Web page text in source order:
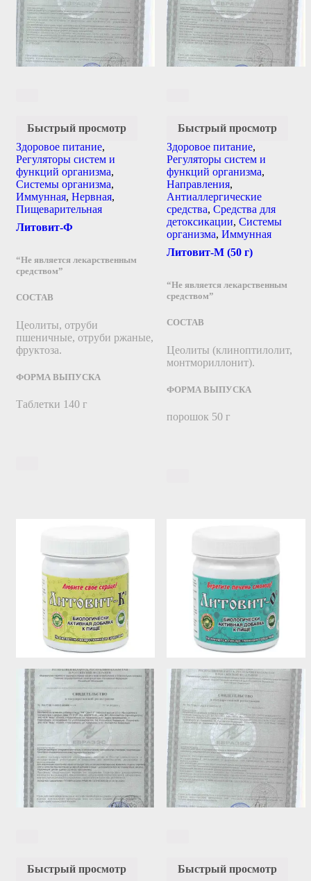
Быстрый просмотр
Здоровое питание,
Регуляторы систем и
функций организма,
Системы организма,
Иммунная, Нервная,
Пищеварительная
Литовит-Ф
“Не является лекарственным
средством”
СОСТАВ
Цеолиты, отруби
пшеничные, отруби ржаные,
фруктоза.
ФОРМА ВЫПУСКА
Таблетки 140 г
Быстрый просмотр
Здоровое питание,
Регуляторы систем и
функций организма,
Направления,
Антиаллергические
средства, Средства для
детоксикации, Системы
организма, Иммунная
Литовит-М (50 г)
“Не является лекарственным
средством”
СОСТАВ
Цеолиты (клиноптилолит,
монтмориллонит).
ФОРМА ВЫПУСКА
порошок 50 г
Быстрый просмотр
Быстрый просмотр